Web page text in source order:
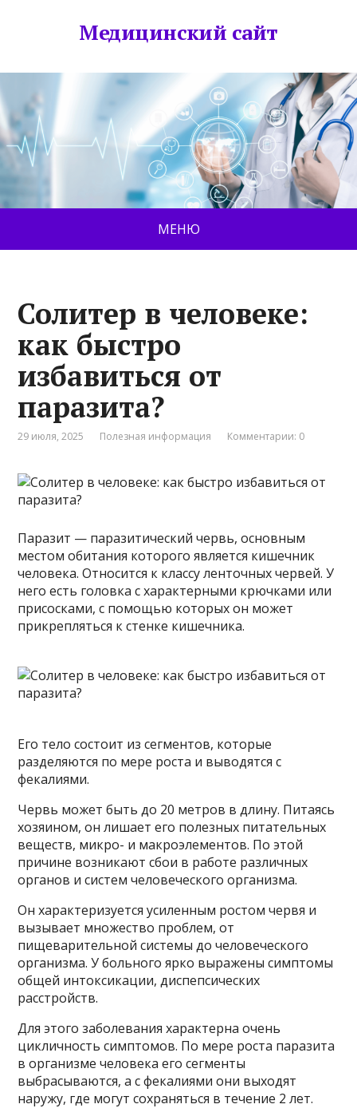
Медицинский сайт
МЕНЮ
Солитер в человеке:
как быстро
избавиться от
паразита?
29 июля, 2025 Полезная информация Комментарии: 0
Паразит — паразитический червь, основным
местом обитания которого является кишечник
человека. Относится к классу ленточных червей. У
него есть головка с характерными крючками или
присосками, с помощью которых он может
прикрепляться к стенке кишечника.
Его тело состоит из сегментов, которые
разделяются по мере роста и выводятся с
фекалиями.
Червь может быть до 20 метров в длину. Питаясь
хозяином, он лишает его полезных питательных
веществ, микро- и макроэлементов. По этой
причине возникают сбои в работе различных
органов и систем человеческого организма.
Он характеризуется усиленным ростом червя и
вызывает множество проблем, от
пищеварительной системы до человеческого
организма. У больного ярко выражены симптомы
общей интоксикации, диспепсических
расстройств.
Для этого заболевания характерна очень
цикличность симптомов. По мере роста паразита
в организме человека его сегменты
выбрасываются, а с фекалиями они выходят
наружу, где могут сохраняться в течение 2 лет.